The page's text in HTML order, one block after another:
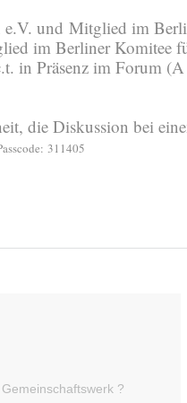
und Mitglied im
im Berliner Komitee
in Präsenz im Forum
die Diskussion bei
311405
?